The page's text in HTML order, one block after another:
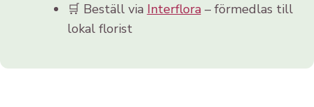
🛒 Beställ via Interflora– förmedlas till
lokal florist